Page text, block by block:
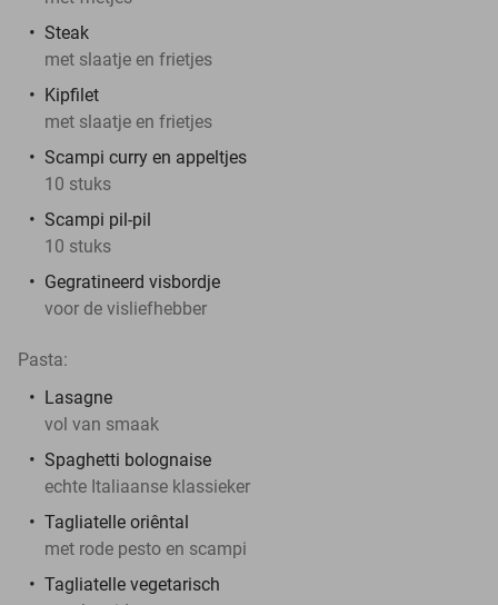
Steak
met slaatje en frietjes
Kipfilet
met slaatje en frietjes
Scampi curry en appeltjes
10 stuks
Scampi pil-pil
10 stuks
Gegratineerd visbordje
voor de visliefhebber
Pasta:
Lasagne
vol van smaak
Spaghetti bolognaise
echte Italiaanse klassieker
Tagliatelle oriêntal
met rode pesto en scampi
Tagliatelle vegetarisch